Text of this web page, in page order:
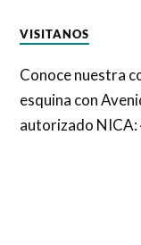
VISITANOS
Conoce nuestra
esquina con
autorizado